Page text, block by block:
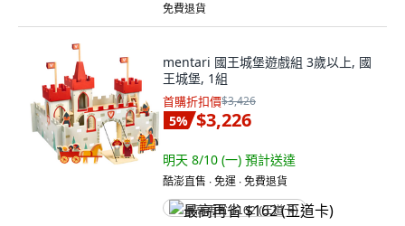
免費退貨
mentari 國王城堡遊戲組 3歲以上, 國
王城堡, 1組
首購折扣價$3,426
5% $3,226
明天 8/10 (一) 預計送達
酷澎直售 ∙ 免運 ∙ 免費退貨
最高再省 $162 (王道卡)